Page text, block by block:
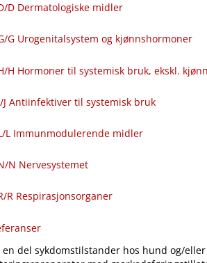
​D Dermatologiske midler
​G Urogenitalsystem og kjønnshormoner
​H Hormoner til systemisk bruk, ekskl.
​J Antiinfektiver til systemisk bruk
​L Immunmodulerende midler
​N Nervesystemet
​R Respirasjonsorganer
en del sykdomstilstander hos hund og​/​